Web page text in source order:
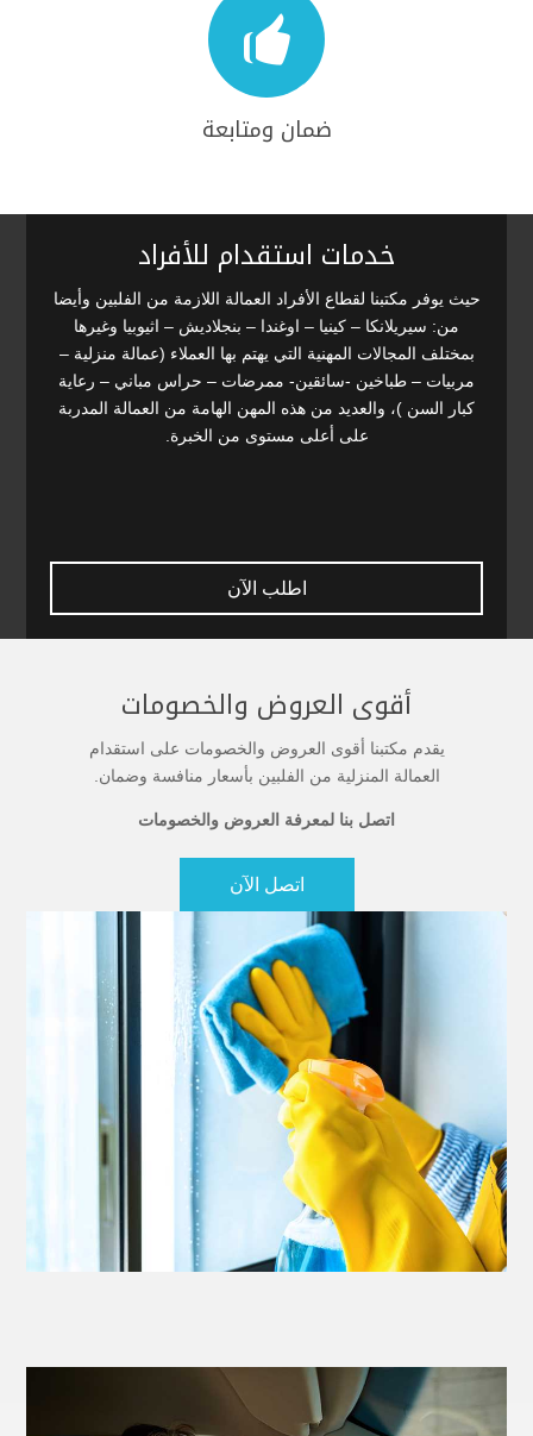

ضمان ومتابعة
خدمات استقدام للأفراد
حيث يوفر مكتبنا لقطاع الأفراد العمالة اللازمة من الفلبين وأيضا
من: سيريلانكا – كينيا – اوغندا – بنجلاديش – اثيوبيا وغيرها
بمختلف المجالات المهنية التي يهتم بها العملاء (عمالة منزلية –
مربيات – طباخين -سائقين- ممرضات – حراس مباني – رعاية
كبار السن )، والعديد من هذه المهن الهامة من العمالة المدربة
على أعلى مستوى من الخبرة.
اطلب الآن
أقوى العروض والخصومات
يقدم مكتبنا أقوى العروض والخصومات على استقدام
العمالة المنزلية من الفلبين بأسعار منافسة وضمان.
اتصل بنا لمعرفة العروض والخصومات
اتصل الآن